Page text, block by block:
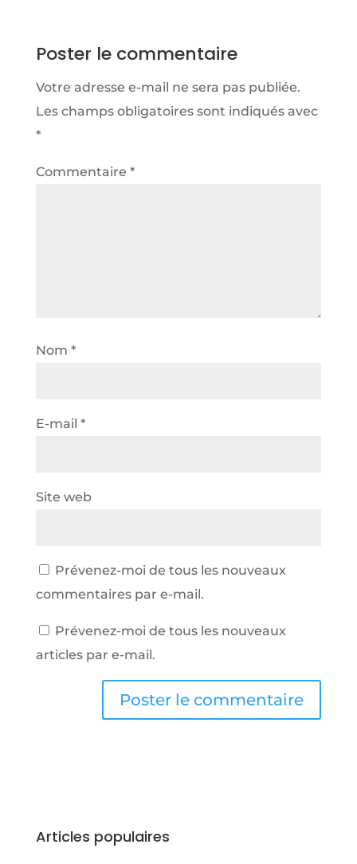
Poster le commentaire
Votre adresse e-mail ne sera pas publiée.
Les champs obligatoires sont indiqués avec
*
Commentaire *
Nom *
E-mail *
Site web
Prévenez-moi de tous les nouveaux
commentaires par e-mail.
Prévenez-moi de tous les nouveaux
articles par e-mail.
Articles populaires